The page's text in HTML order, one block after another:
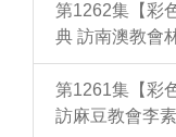
第1262集【彩
典 訪南澳教會
第1261集【彩
訪麻豆教會李